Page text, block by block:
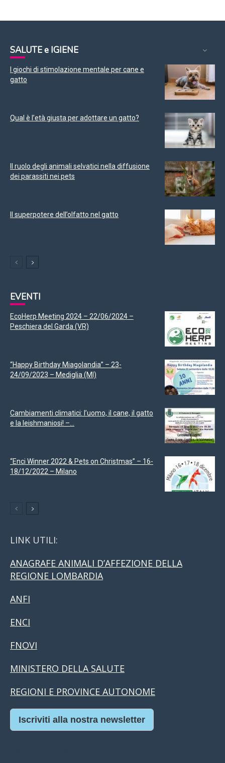
SALUTE e IGIENE
I giochi di stimolazione mentale per cane e
gatto
Qual è l’età giusta per adottare un gatto?
Il ruolo degli animali selvatici nella diffusione
dei parassiti nei pets
Il superpotere dell’olfatto nel gatto
EVENTI
EcoHerp Meeting 2024 – 22/06/2024 –
Peschiera del Garda (VR)
“Happy Birthday Miagolandia” – 23-
24/09/2023 – Mediglia (MI)
Cambiamenti climatici: l’uomo, il cane, il gatto
e la leishmaniosi! –...
“Enci Winner 2022 & Pets on Christmas” – 16-
18/12/2022 – Milano
LINK UTILI:
ANAGRAFE ANIMALI D’AFFEZIONE DELLA
REGIONE LOMBARDIA
ANFI
ENCI
FNOVI
MINISTERO DELLA SALUTE
REGIONI E PROVINCE AUTONOME
Iscriviti alla nostra newsletter